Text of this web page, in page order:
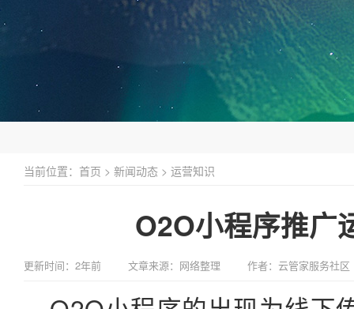
当前位置： 首页 > 新闻动态 > 运营知识
O2O小程序推广
更新时间：2年前 文章来源：网络整理 作者：云管家服务社区